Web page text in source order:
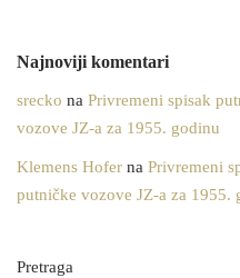
Najnoviji komentari
srecko na Privremeni spisak
vozove JZ-a za 1955. godinu
Klemens Hofer na Privremeni
putničke vozove JZ-a za 1955.
Pretraga